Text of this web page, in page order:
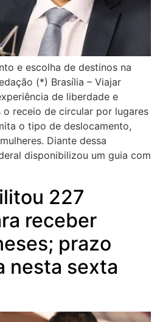
e escolha de destinos na
(*) Brasília – Viajar
de liberdade e
receio de circular por lugares
o tipo de deslocamento,
Diante dessa
disponibilizou um guia com
227
receber
prazo
nesta sexta